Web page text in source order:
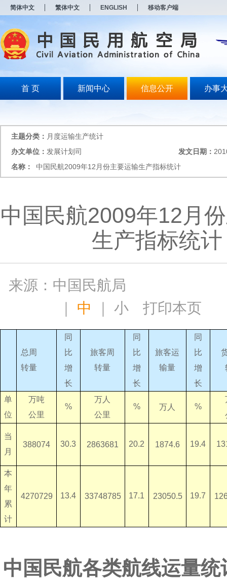
简体中文 繁体中文 ENGLISH 移动客户端
首 页 新闻中心 信息公开 办事
主题分类： 月度运输生产统计
办文单位： 发展计划司 发文日期：
名称：
中国民航2009年12月份主要运输生产指标统计
中国民航2009年12月
生产指标统计
来源：中国民航局
｜ 中 ｜小 打印本页
总周
转量
同
比
增
长
旅客周
转量
同
比
增
长
旅客运
输量
同
比
增
长
单
位
万吨
公里
%
万人
公里
% 万人 %
当
月
388074 30.3 2863681 20.2 1874.6 19.4
本
年
累
计
4270729 13.4 33748785 17.1 23050.5 19.7
中国民航各类航线运量统
打
开
无
障
说
开
式